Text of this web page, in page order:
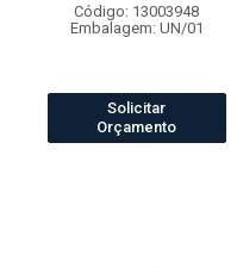
Código: 13003948
Embalagem: UN/01
Solicitar
Orçamento